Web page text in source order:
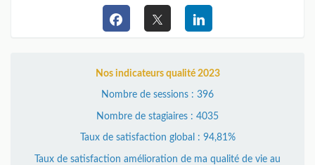
Nos indicateurs qualité 2023
Nombre de sessions : 396
Nombre de stagiaires : 4035
Taux de satisfaction global : 94,81%
Taux de satisfaction amélioration de ma qualité de vie au